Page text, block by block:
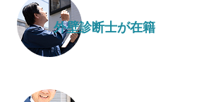
外壁診断士が在籍